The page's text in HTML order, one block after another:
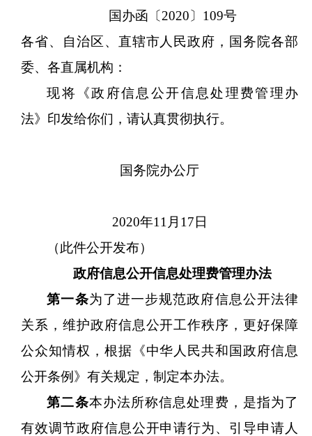
国办函〔2020〕109号
各省、自治区、直辖市人民政府，国务院各部
委、各直属机构：
现将《政府信息公开信息处理费管理办
法》印发给你们，请认真贯彻执行。
国务院办公厅
2020年11月17日
（此件公开发布）
政府信息公开信息处理费管理办法
第一条为了进一步规范政府信息公开法律
关系，维护政府信息公开工作秩序，更好保障
公众知情权，根据《中华人民共和国政府信息
公开条例》有关规定，制定本办法。
第二条本办法所称信息处理费，是指为了
有效调节政府信息公开申请行为、引导申请人